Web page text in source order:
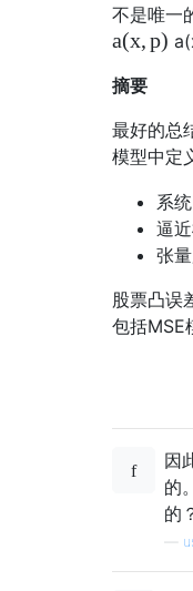
不是唯一
a(x, p) a(
摘要
最好的总
模型中定
系
逼
张
股票凸误
包括MSE
因
的
的